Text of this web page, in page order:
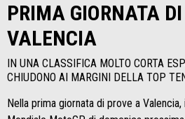
PRIMA GIORNATA
VALENCIA
IN UNA CLASSIFICA MOLTO CORTA
CHIUDONO AI MARGINI DELLA TOP
Nella prima giornata di prove a